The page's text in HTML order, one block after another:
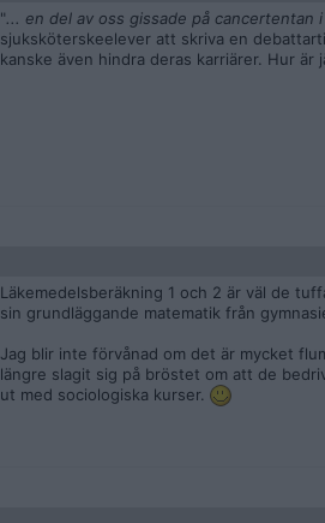
"... en del av oss gissade på cancertentan
sjuksköterskeelever att skriva en
kanske även hindra deras karriärer. Hur är
Läkemedelsberäkning 1 och 2 är väl de
sin grundläggande matematik från
Jag blir inte förvånad om det är mycket
längre slagit sig på bröstet om att de
ut med sociologiska kurser.